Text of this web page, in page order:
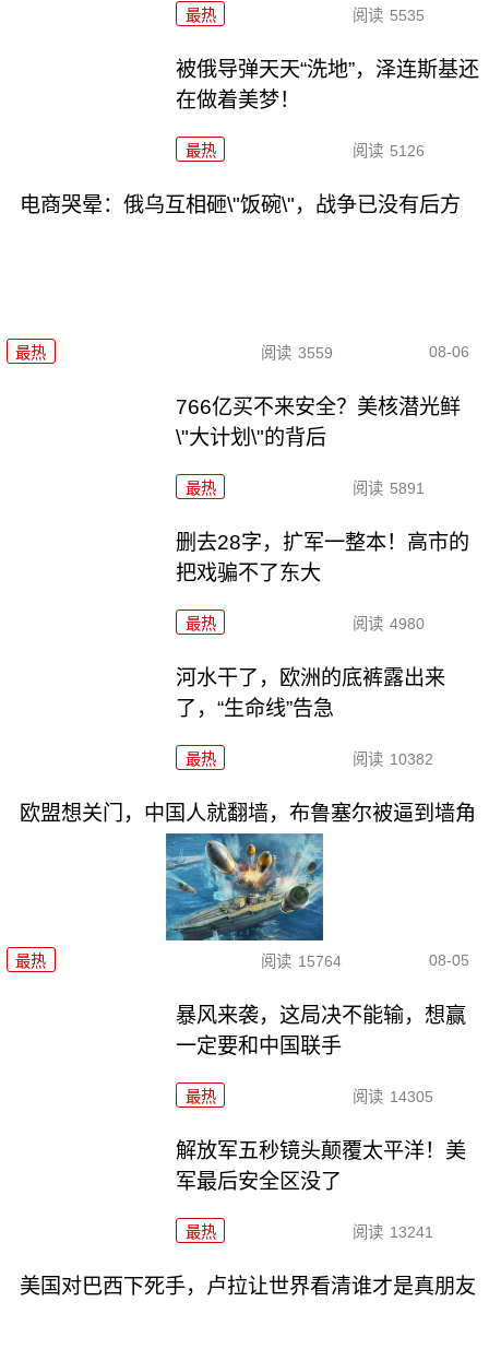
最热 阅读 5535
被俄导弹天天“洗地”，泽连斯基还
在做着美梦！
最热 阅读 5126
电商哭晕：俄乌互相砸\"饭碗\"，战争已没有后方
最热 阅读 3559 08-06
766亿买不来安全？美核潜光鲜
\"大计划\"的背后
最热 阅读 5891
删去28字，扩军一整本！高市的
把戏骗不了东大
最热 阅读 4980
河水干了，欧洲的底裤露出来
了，“生命线”告急
最热 阅读 10382
欧盟想关门，中国人就翻墙，布鲁塞尔被逼到墙角
最热 阅读 15764 08-05
暴风来袭，这局决不能输，想赢
一定要和中国联手
最热 阅读 14305
解放军五秒镜头颠覆太平洋！美
军最后安全区没了
最热 阅读 13241
美国对巴西下死手，卢拉让世界看清谁才是真朋友